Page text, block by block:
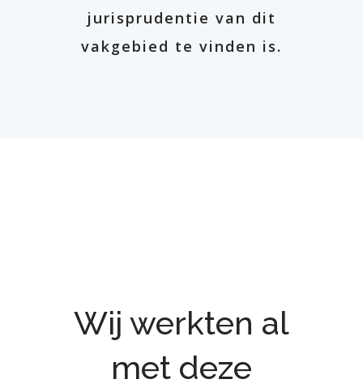
jurisprudentie van dit
vakgebied te vinden is.
Wij werkten al
met deze